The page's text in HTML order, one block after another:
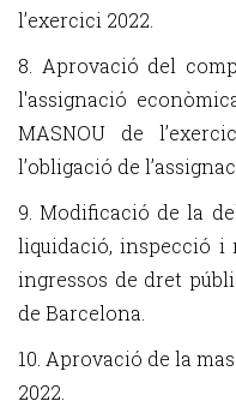
l’exercici 2022.
8. Aprovació del
l'assignació
MASNOU de
l’obligació de
9. Modificació de la
liquidació, inspecció i
ingressos de dret
de Barcelona.
10. Aprovació de la
2022.